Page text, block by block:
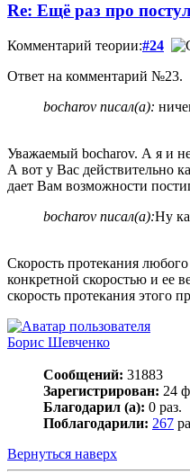
Re: Ещё раз про
Комментарий теории:#24
Ответ на комментарий №23.
bocharov писал(а):
Уважаемый bocharov. А я и
А вот у Вас действительно
дает Вам возможности
bocharov писал(а):Ну
Скорость протекания
конкретной скоростью и ее
скорость протекания этого
Борис Шевченко
Сообщений: 31883
Зарегистрирован: 24
Благодарил (а): 0 раз.
Поблагодарили: 267
Вернуться наверх